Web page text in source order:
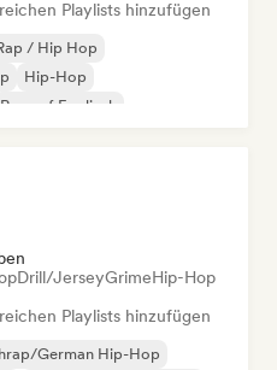
Playlists hinzufügen
/ Hip Hop
Hip-Hop
Rap auf Englisch
Drill/JerseyGrimeHip-Hop
Playlists hinzufügen
German Hip-Hop